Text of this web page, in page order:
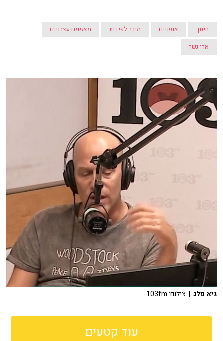
חינוך אופניים מירב לפידות
מאזינים עצבניים
ארי נשר
גיא פלג | צילום: 103fm
עוד קטעים